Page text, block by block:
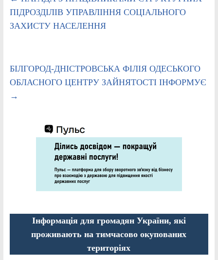
ПІДРОЗДІЛІВ УПРАВЛІННЯ СОЦІАЛЬНОГО
ЗАХИСТУ НАСЕЛЕННЯ
БІЛГОРОД-ДНІСТРОВСЬКА ФІЛІЯ ОДЕСЬКОГО
ОБЛАСНОГО ЦЕНТРУ ЗАЙНЯТОСТІ ІНФОРМУЄ
→
Інформація для громадян України, які
проживають на тимчасово окупованих
територіях